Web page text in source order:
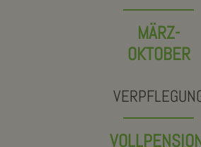
MÄRZ-
OKTOBER